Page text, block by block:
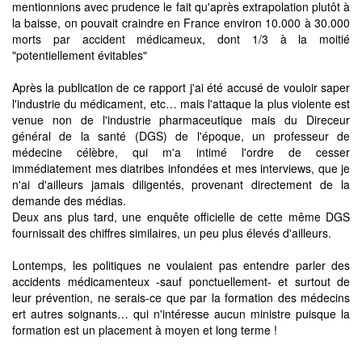
mentionnions avec prudence le fait qu'après extrapolation plutôt à
la baisse, on pouvait craindre en France environ 10.000 à 30.000
morts par accident médicameux, dont 1/3 à la moitié
"potentiellement évitables"
Après la publication de ce rapport j'ai été accusé de vouloir saper
l'industrie du médicament, etc… mais l'attaque la plus violente est
venue non de l'industrie pharmaceutique mais du Direceur
général de la santé (DGS) de l'époque, un professeur de
médecine célèbre, qui m'a intimé l'ordre de cesser
immédiatement mes diatribes infondées et mes interviews, que je
n'ai d'ailleurs jamais diligentés, provenant directement de la
demande des médias.
Deux ans plus tard, une enquête officielle de cette même DGS
fournissait des chiffres similaires, un peu plus élevés d'ailleurs.
Lontemps, les politiques ne voulaient pas entendre parler des
accidents médicamenteux -sauf ponctuellement- et surtout de
leur prévention, ne serais-ce que par la formation des médecins
ert autres soignants… qui n'intéresse aucun ministre puisque la
formation est un placement à moyen et long terme !